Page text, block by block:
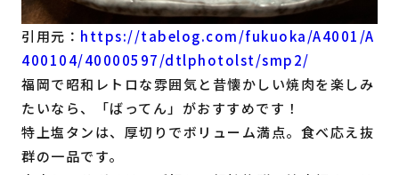
引用元： https://tabelog.com/fukuoka/A4001/A
400104/40000597/dtlphotolst/smp2/
福岡で昭和レトロな雰囲気と昔懐かしい焼肉を楽しみ
たいなら、「ばってん」がおすすめです！
特上塩タンは、厚切りでボリューム満点。食べ応え抜
群の一品です。